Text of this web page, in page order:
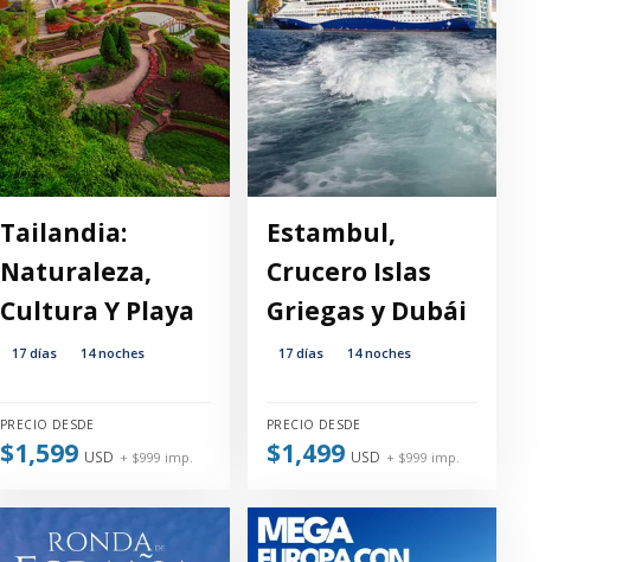
Tailandia:
Naturaleza,
Cultura Y Playa
17 días 14 noches
PRECIO DESDE
$1,599 USD + $999 imp.
Estambul,
Crucero Islas
Griegas y Dubái
17 días 14 noches
PRECIO DESDE
$1,499 USD + $999 imp.